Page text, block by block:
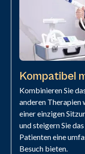
Kompatibel
Kombinieren Sie
anderen Therapien
einer einzigen
und steigern Sie
Patienten eine
Besuch bieten.